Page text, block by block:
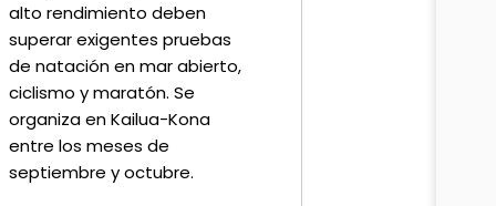
alto rendimiento deben
superar exigentes pruebas
de natación en mar abierto,
ciclismo y maratón. Se
organiza en Kailua-Kona
entre los meses de
septiembre y octubre.